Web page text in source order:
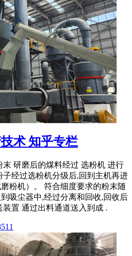
术 知乎专栏
研磨后的煤料经过 选粉机 进行
子经过选粉机分级后,回到主机再进
粉机）。 符合细度要求的粉末随
吸尘器中,经过分离和回收,回收后
置 通过出料通道送入到成 .